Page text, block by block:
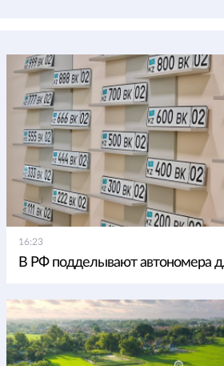
16:23
В РФ подделывают автономера